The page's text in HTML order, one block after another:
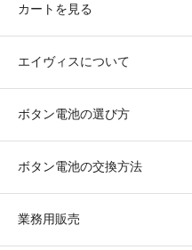
カートを見る
エイヴィスについて
ボタン電池の選び方
ボタン電池の交換方法
業務用販売